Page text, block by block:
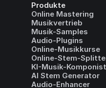
Produkte
Online Mastering
Musikvertrieb
Musik-Samples
Audio-Plugins
Online-Musikkurse
Online-Stem-
KI-Musik-Komponist
AI Stem Generator
Audio-Enhancer